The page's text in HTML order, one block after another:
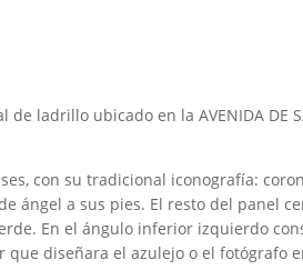
ladrillo ubicado en la AVENIDA DE
con su tradicional iconografía:
ángel a sus pies. El resto del panel
En el ángulo inferior izquierdo
que diseñara el azulejo o el